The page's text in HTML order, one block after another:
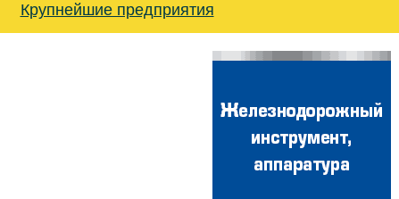
Крупнейшие предприятия